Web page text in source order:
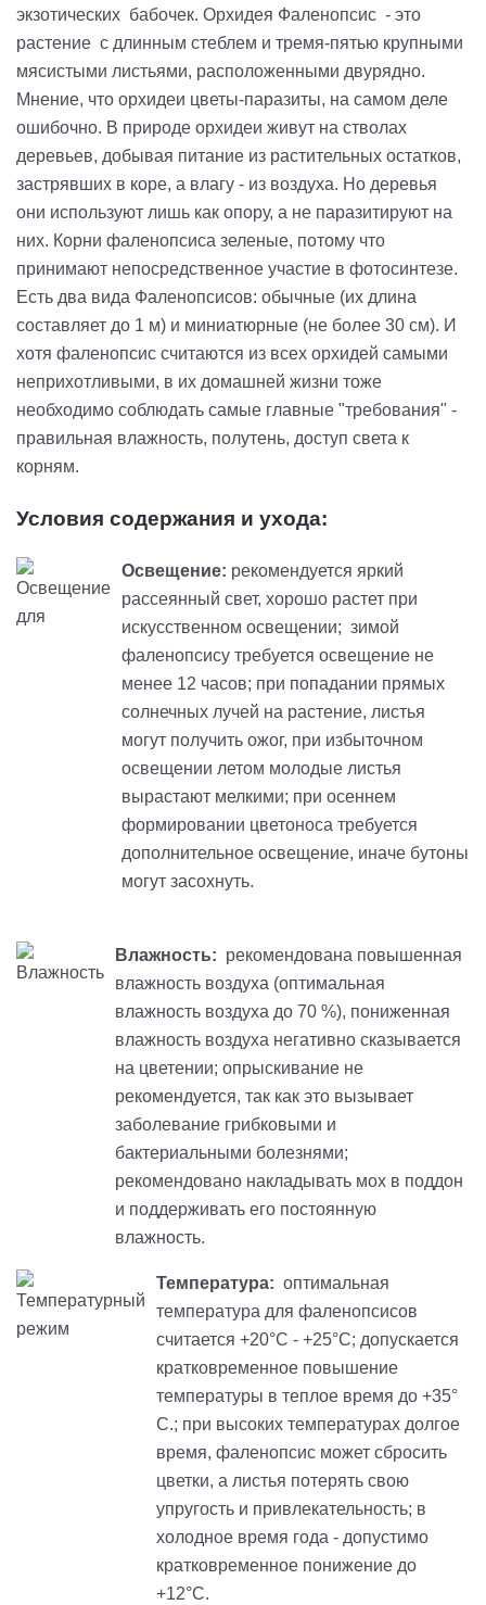
экзотических бабочек. Орхидея Фаленопсис - это
растение с длинным стеблем и тремя-пятью крупными
мясистыми листьями, расположенными двурядно.
Мнение, что орхидеи цветы-паразиты, на самом деле
ошибочно. В природе орхидеи живут на стволах
деревьев, добывая питание из растительных остатков,
застрявших в коре, а влагу - из воздуха. Но деревья
они используют лишь как опору, а не паразитируют на
них. Корни фаленопсиса зеленые, потому что
принимают непосредственное участие в фотосинтезе.
Есть два вида Фаленопсисов: обычные (их длина
составляет до 1 м) и миниатюрные (не более 30 см). И
хотя фаленопсис считаются из всех орхидей самыми
неприхотливыми, в их домашней жизни тоже
необходимо соблюдать самые главные "требования" -
правильная влажность, полутень, доступ света к
корням.
Условия содержания и ухода:
Освещение: рекомендуется яркий
рассеянный свет, хорошо растет при
искусственном освещении; зимой
фаленопсису требуется освещение не
менее 12 часов; при попадании прямых
солнечных лучей на растение, листья
могут получить ожог, при избыточном
освещении летом молодые листья
вырастают мелкими; при осеннем
формировании цветоноса требуется
дополнительное освещение, иначе бутоны
могут засохнуть.
Влажность: рекомендована повышенная
влажность воздуха (оптимальная
влажность воздуха до 70 %), пониженная
влажность воздуха негативно сказывается
на цветении; опрыскивание не
рекомендуется, так как это вызывает
заболевание грибковыми и
бактериальными болезнями;
рекомендовано накладывать мох в поддон
и поддерживать его постоянную
влажность.
Температура: оптимальная
температура для фаленопсисов
считается +20°С - +25°С; допускается
кратковременное повышение
температуры в теплое время до +35°
С.; при высоких температурах долгое
время, фаленопсис может сбросить
цветки, а листья потерять свою
упругость и привлекательность; в
холодное время года - допустимо
кратковременное понижение до
+12°С.